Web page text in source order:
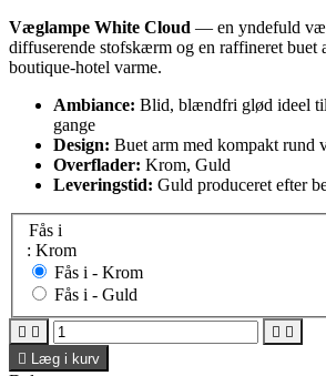
Væglampe White Cloud — en yndefuld
diffuserende stofskærm og en raffineret
boutique-hotel varme.
Ambiance: Blid, blændfri glød ideel
gange
Design: Buet arm med kompakt rund
Overflader: Krom, Guld
Leveringstid: Guld produceret efter
Fås i
: Krom
Fås i - Krom
Fås i - Guld
   
 Læg i kurv